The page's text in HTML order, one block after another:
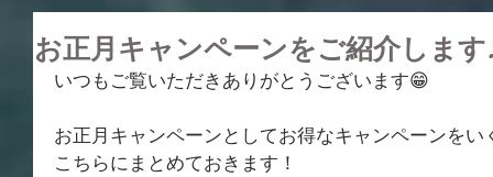
お正月キャンペーンをご紹介します
いつもご覧いただきありがとうございます😁
お正月キャンペーンとしてお得なキャンペーンを
こちらにまとめておきます！